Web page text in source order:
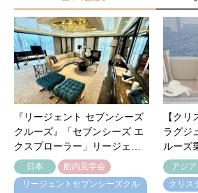
『リージェント セブンシーズ
クルーズ』「セブンシーズ エ
クスプローラー」リージェ…
日本
船内見学会
リージェントセブンシーズクル
【クリ
ラグジ
ルーズ
アジア
クリス